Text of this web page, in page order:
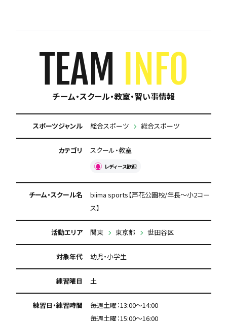
初回購入品あり 保護者の当番なし
TEAM INFO
チーム・スクール・教室・習い事情報
スポーツジャンル 総合スポーツ 総合スポーツ
カテゴリ スクール・教室
レディース歓迎
チーム・スクール名
biima sports【芦花公園校/年長〜小2コー
ス】
活動エリア 関東 東京都 世田谷区
対象年代 幼児・小学生
練習曜日 土
練習日・練習時間
毎週土曜：13:00〜14:00
毎週土曜：15:00〜16:00